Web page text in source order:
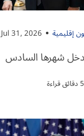
إقليمية Jul 31, 2026
شهرها السادس
5 دقائق قراءة